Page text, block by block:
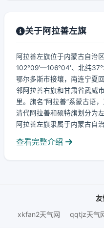
关于阿拉善左旗
阿拉善左旗位于内蒙古自治
102°09′—106°04′、北纬
鄂尔多斯市接壤，南连宁夏
邻阿拉善右旗和甘肃省武威
里。旗名“阿拉善”系蒙古语
清代阿拉善和硕特旗划分为
阿拉善左旗隶属于内蒙古自
查看完整介绍
xkfan2天气网
qqtjz天气